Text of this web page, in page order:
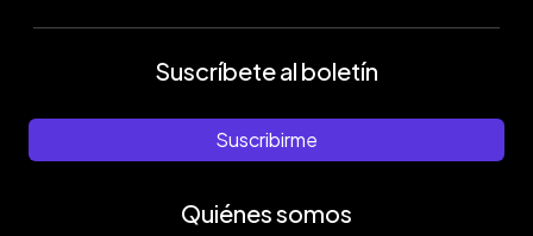
Suscríbete al boletín
Suscribirme
Quiénes somos